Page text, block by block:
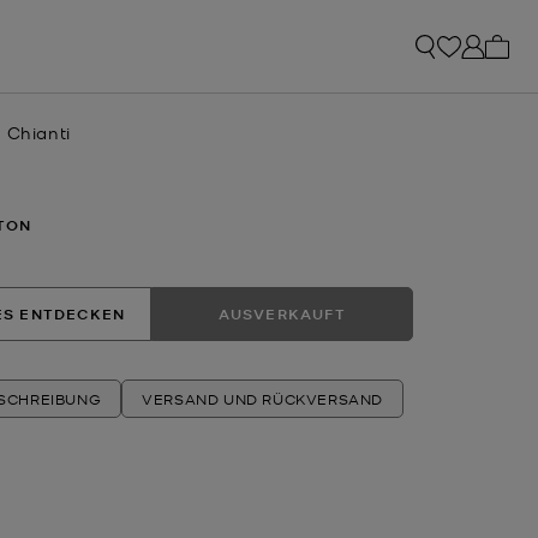
Chianti
ENTDECKEN AUSVERKAUFT
VERSAND UND RÜCKVERSAND